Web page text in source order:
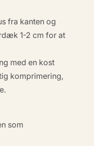
fra kanten og
1-2 cm for at
med en kost
komprimering,
som